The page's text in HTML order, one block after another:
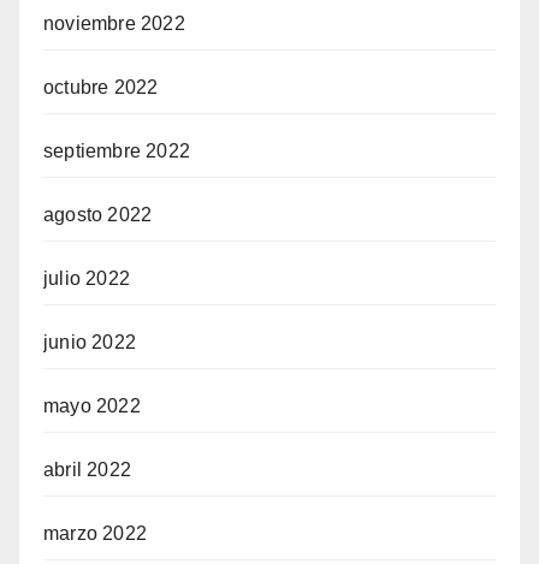
noviembre 2022
octubre 2022
septiembre 2022
agosto 2022
julio 2022
junio 2022
mayo 2022
abril 2022
marzo 2022